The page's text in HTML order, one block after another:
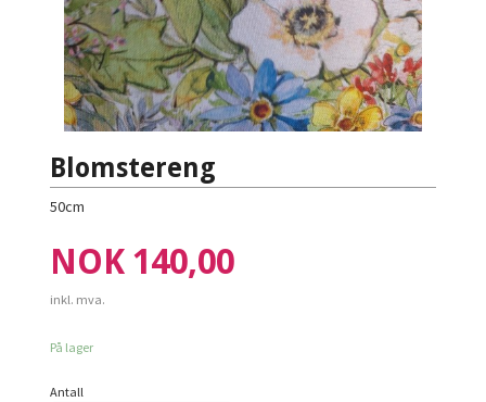
Blomstereng
50cm
Pris
NOK 140,00
inkl. mva.
På lager
Antall